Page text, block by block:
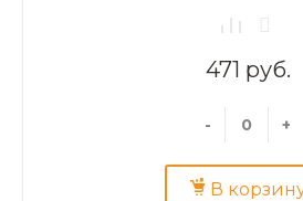
471 руб.
- +
В